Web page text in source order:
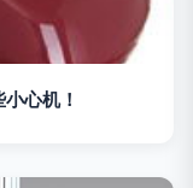
心机！